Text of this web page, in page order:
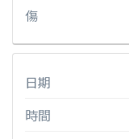
傷
日期
時間